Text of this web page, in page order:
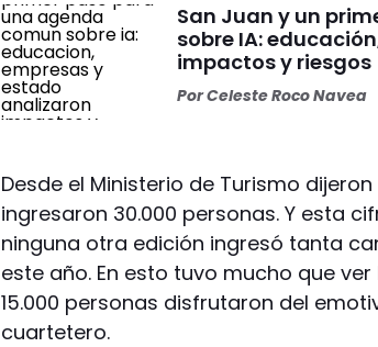
San Juan y un
sobre IA:
impactos y riesgos
PorCeleste Roco Navea
Desde el Ministerio de Turismo
ingresaron 30.000 personas. Y esta
ninguna otra edición ingresó tanta
este año. En esto tuvo mucho que
15.000 personas disfrutaron del
cuartetero.